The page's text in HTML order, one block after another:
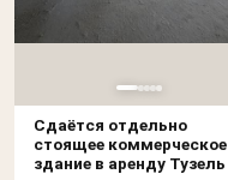
Сдаётся отдельно
стоящее коммерческое
здание в аренду Тузель